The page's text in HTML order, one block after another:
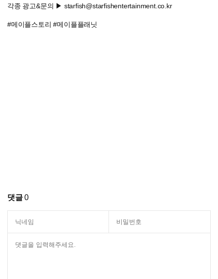
각종 광고&문의 ▶ starfish@starfishentertainment.co.kr
#메이플스토리 #메이플플래닛
댓글0